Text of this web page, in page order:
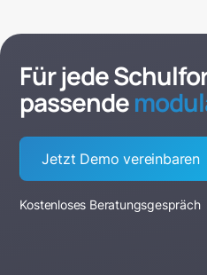
Für jede
passende
Jetzt Demo vereinbaren
Kostenloses Beratungsgespräch